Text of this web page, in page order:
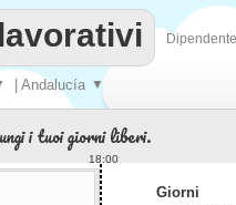
| Andalucía ▼
i tuoi giorni liberi.
18:00
Giorni